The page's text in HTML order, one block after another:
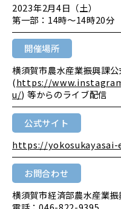
2023年2月4日（土）
第一部：14時～14時20
開催場所
横須賀市農水産業振興課
(https://
u/) 等からのライブ配信
公式サイト
https://yokosukayasai-
お問合わせ
横須賀市経済部農水産業